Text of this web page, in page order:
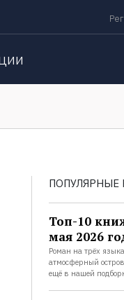
ПОПУЛЯРНЫЕ
Топ-10
мая 2026
Роман на трёх
атмосферный
ещё в нашей